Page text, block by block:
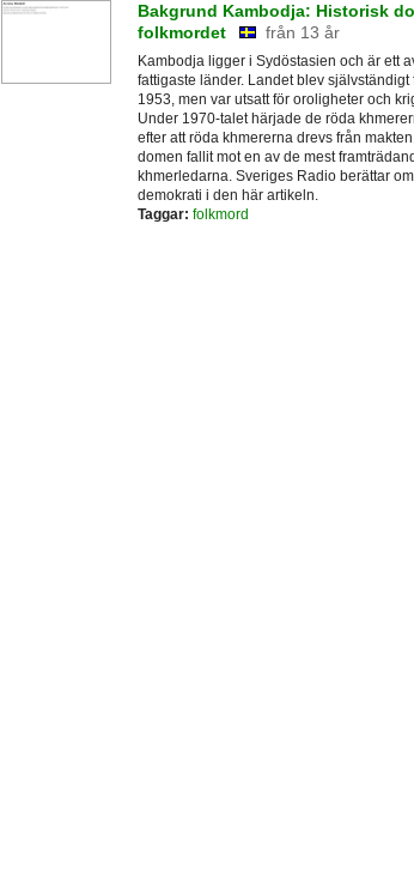
Bakgrund Kambodja: Historisk
folkmordet
från 13 år
Kambodja ligger i Sydöstasien och är ett
fattigaste länder. Landet blev självständigt
1953, men var utsatt för oroligheter och
Under 1970-talet härjade de röda
efter att röda khmererna drevs från
domen fallit mot en av de mest
khmerledarna. Sveriges Radio berättar om
demokrati i den här artikeln.
Taggar: folkmord